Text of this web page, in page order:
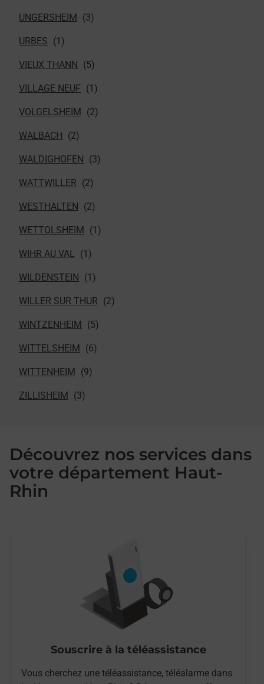
UNGERSHEIM
URBES
VIEUX THANN
VILLAGE NEUF
VOLGELSHEIM
WALBACH
WALDIGHOFEN
WATTWILLER
WESTHALTEN
WETTOLSHEIM
WIHR AU VAL
WILDENSTEIN
WILLER SUR THUR
WINTZENHEIM
WITTELSHEIM
WITTENHEIM
ZILLISHEIM
Découvrez nos services dans
votre département Haut-
Rhin
Souscrire à la téléassistance
Vous cherchez une téléassistance, téléalarme dans